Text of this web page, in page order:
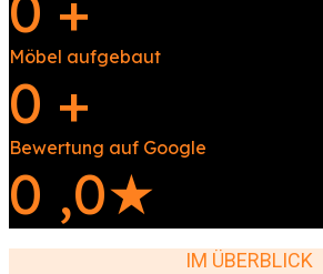
Möbel aufgebaut
0 +
Bewertung auf Google
0 ,0★
IM ÜBERBLICK